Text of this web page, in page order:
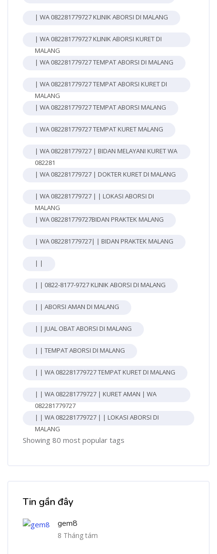
| WA 082281779727 KLINIK ABORSI DI MALANG
| WA 082281779727 KLINIK ABORSI KURET DI
MALANG
| WA 082281779727 TEMPAT ABORSI DI MALANG
| WA 082281779727 TEMPAT ABORSI KURET DI
MALANG
| WA 082281779727 TEMPAT ABORSI MALANG
| WA 082281779727 TEMPAT KURET MALANG
| WA 082281779727 | BIDAN MELAYANI KURET WA
082281
| WA 082281779727 | DOKTER KURET DI MALANG
| WA 082281779727 | | LOKASI ABORSI DI
MALANG
| WA 082281779727BIDAN PRAKTEK MALANG
| WA 082281779727| | BIDAN PRAKTEK MALANG
| |
| | 0822-8177-9727 KLINIK ABORSI DI MALANG
| | ABORSI AMAN DI MALANG
| | JUAL OBAT ABORSI DI MALANG
| | TEMPAT ABORSI DI MALANG
| | WA 082281779727 TEMPAT KURET DI MALANG
| | WA 082281779727 | KURET AMAN | WA
082281779727
| | WA 082281779727 | | LOKASI ABORSI DI
MALANG
Showing 80 most popular tags
Tin gần đây
gem8
8 Tháng tám